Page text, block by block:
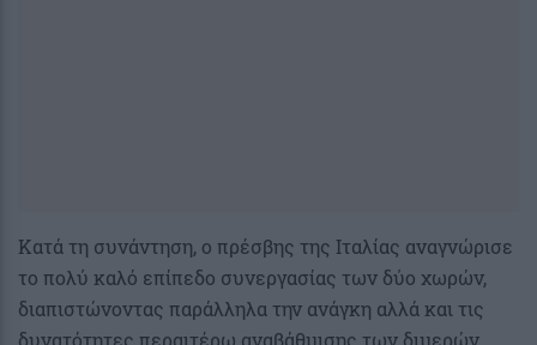
Κατά τη συνάντηση, ο πρέσβης της Ιταλίας αναγνώρισε
το πολύ καλό επίπεδο συνεργασίας των δύο χωρών,
διαπιστώνοντας παράλληλα την ανάγκη αλλά και τις
δυνατότητες περαιτέρω αναβάθμισης των διμερών